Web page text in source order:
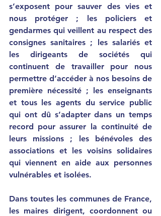
s’exposent pour sauver des vies et
nous protéger ; les policiers et
gendarmes qui veillent au respect des
consignes sanitaires ; les salariés et
les dirigeants de sociétés qui
continuent de travailler pour nous
permettre d’accéder à nos besoins de
première nécessité ; les enseignants
et tous les agents du service public
qui ont dû s’adapter dans un temps
record pour assurer la continuité de
leurs missions ; les bénévoles des
associations et les voisins solidaires
qui viennent en aide aux personnes
vulnérables et isolées.
Dans toutes les communes de France,
les maires dirigent, coordonnent ou